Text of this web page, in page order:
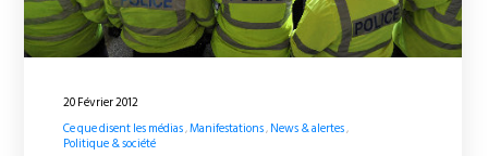
20 Février 2012
Ce que disent les médias Manifestations News & alertes
Politique & société